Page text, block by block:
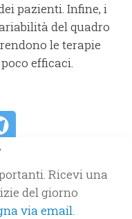
pazienti. Infine, i
del quadro
le terapie
efficaci.
Ricevi una
del giorno
via email.